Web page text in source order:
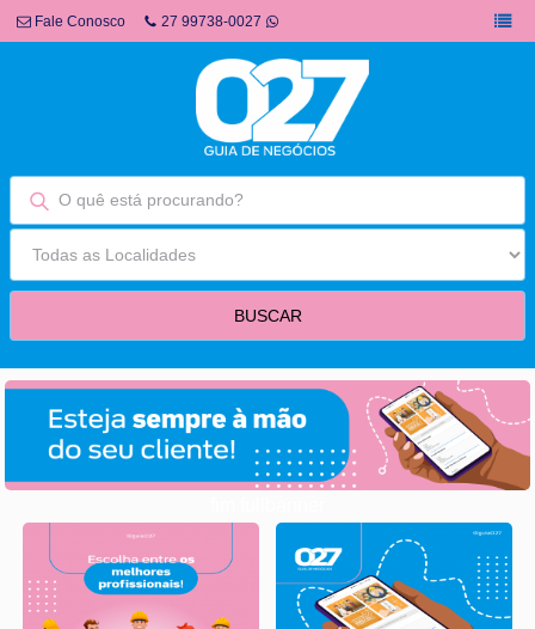
Fale Conosco 27 99738-0027